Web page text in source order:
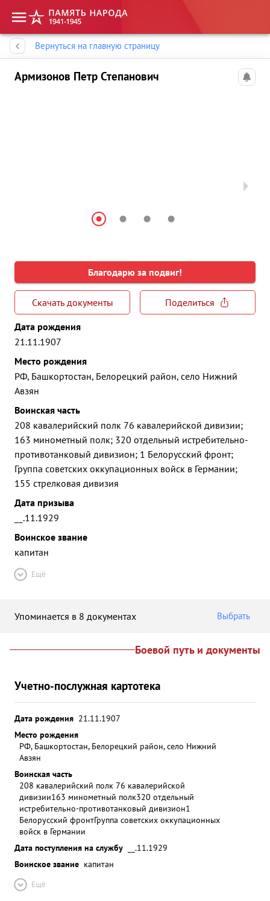
Вернуться на главную страницу
Армизонов Петр Степанович
Благодарю за подвиг!
Скачать документы
Поделиться
Дата рождения
21.11.1907
Место рождения
РФ, Башкортостан, Белорецкий район, село Нижний
Авзян
Воинская часть
208 кавалерийский полк 76 кавалерийской дивизии;
163 минометный полк; 320 отдельный истребительно-
противотанковый дивизион; 1 Белорусский фронт;
Группа советских оккупационных войск в Германии;
155 стрелковая дивизия
Дата призыва
__.11.1929
Воинское звание
капитан
Ещё
Упоминается в 8 документах Выбрать
Боевой путь и документы
Учетно-послужная картотека
Дата рождения 21.11.1907
Место рождения
РФ, Башкортостан, Белорецкий район, село Нижний
Авзян
Воинская часть
208 кавалерийский полк 76 кавалерийской
дивизии163 минометный полк320 отдельный
истребительно-противотанковый дивизион1
Белорусский фронтГруппа советских оккупационных
войск в Германии
Дата поступления на службу
__.11.1929
Воинское звание капитан
Ещё
Память народа